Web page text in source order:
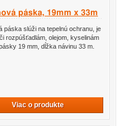
páska, 19mm x 33m
páska slúži na tepelnú ochranu, je
rozpúšťadlám, olejom, kyselinám
19 mm, dĺžka návinu 33 m.
Viac o produkte